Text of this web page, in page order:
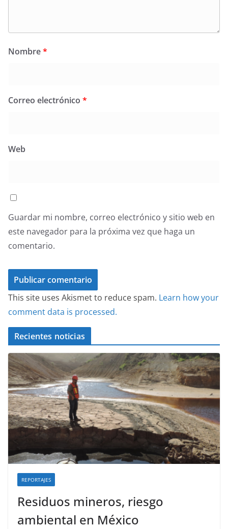
Nombre*
Correo electrónico *
Web
Guardar mi nombre, correo electrónico y sitio web en
este navegador para la próxima vez que haga un
comentario.
This site uses Akismet to reduce spam. Learn how your
comment data is processed.
Recientes noticias
REPORTAJES
Residuos mineros, riesgo
ambiental en México